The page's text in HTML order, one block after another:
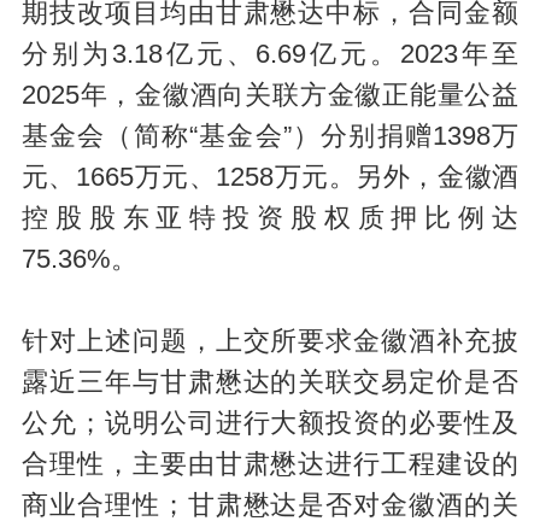
期技改项目均由甘肃懋达中标，合同金额
分别为3.18亿元、6.69亿元。2023年至
2025年，金徽酒向关联方金徽正能量公益
基金会（简称“基金会”）分别捐赠1398万
元、1665万元、1258万元。另外，金徽酒
控股股东亚特投资股权质押比例达
75.36%。
针对上述问题，上交所要求金徽酒补充披
露近三年与甘肃懋达的关联交易定价是否
公允；说明公司进行大额投资的必要性及
合理性，主要由甘肃懋达进行工程建设的
商业合理性；甘肃懋达是否对金徽酒的关